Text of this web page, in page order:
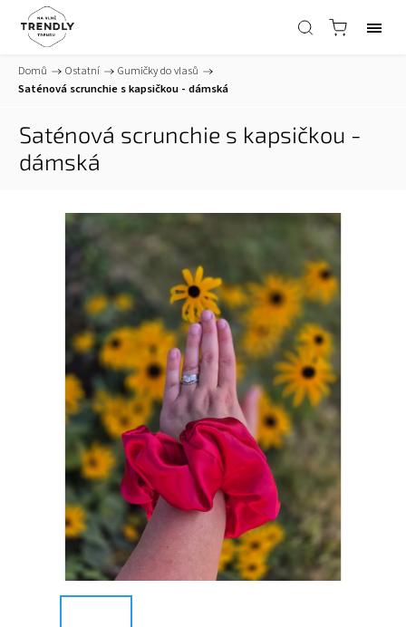
Domů / Ostatní / Gumičky do vlasů /
Saténová scrunchie s kapsičkou - dámská
Saténová scrunchie s kapsičkou -
dámská